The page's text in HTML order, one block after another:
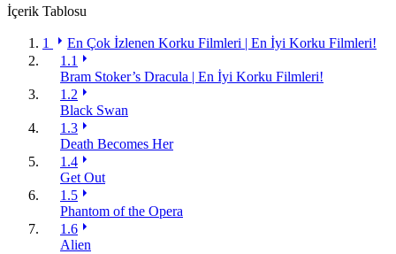
İçerik Tablosu
1
En Çok İzlenen Korku Filmleri | En İyi Korku Filmleri!
1.1
Bram Stoker’s Dracula | En İyi Korku Filmleri!
1.2
Black Swan
1.3
Death Becomes Her
1.4
Get Out
1.5
Phantom of the Opera
1.6
Alien